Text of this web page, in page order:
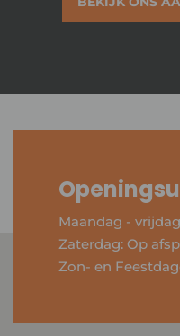
Maandag -
Zaterdag: Op
Zon- en